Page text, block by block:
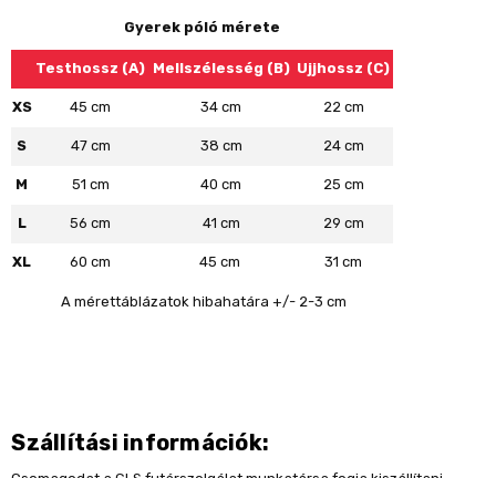
Gyerek póló mérete
Testhossz (A) Mellszélesség (B) Ujjhossz (C)
XS 45 cm 34 cm 22 cm
S 47 cm 38 cm 24 cm
M 51 cm 40 cm 25 cm
L 56 cm 41 cm 29 cm
XL 60 cm 45 cm 31 cm
A mérettáblázatok hibahatára +/- 2-3 cm
Szállítási információk: